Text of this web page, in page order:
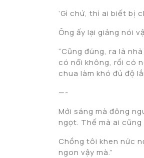
‘Gì chứ, thì ai biết bị
Ông ấy lại giảng nói
“Cũng đúng, ra là
có nổi không, rồi có
chua làm khó đủ độ
—-
Mới sáng mà đông
ngọt. Thế mà ai
Chồng tôi khen nức
ngon vậy mà.”